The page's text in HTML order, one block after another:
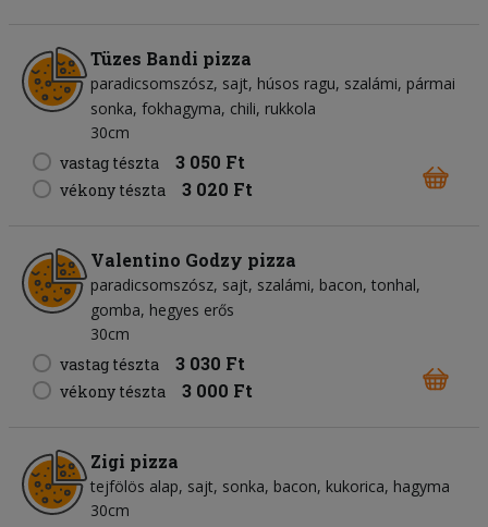
Tüzes Bandi pizza
paradicsomszósz sajt húsos ragu szalámi pármai
sonka fokhagyma chili rukkola
30cm
vastag tészta
3 050 Ft
vékony tészta 3 020 Ft
Valentino Godzy pizza
paradicsomszósz sajt szalámi bacon tonhal
gomba hegyes erős
30cm
vastag tészta
3 030 Ft
vékony tészta 3 000 Ft
Zigi pizza
tejfölös alap sajt sonka bacon kukorica hagyma
30cm